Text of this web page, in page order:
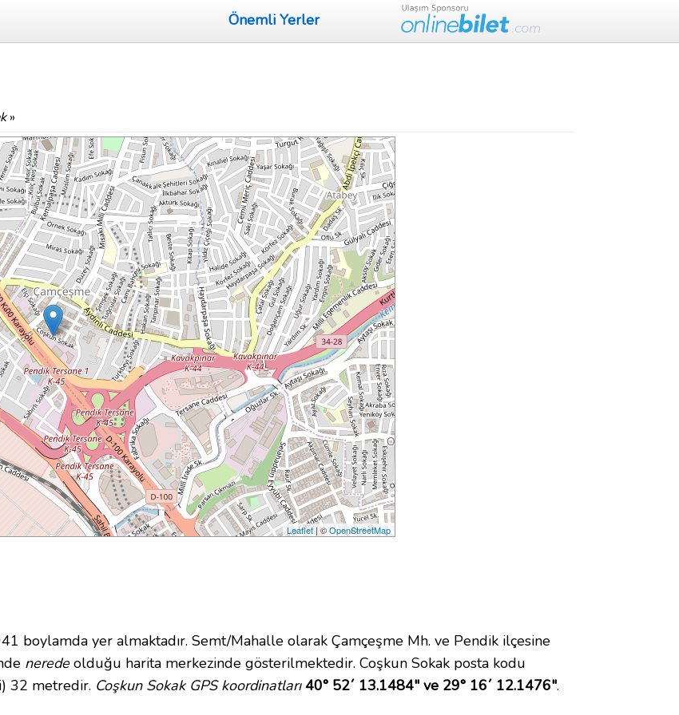
Önemli Yerler
»
Leaflet| ©OpenStreetMap
boylamda yer almaktadır. Semt/Mahalle olarak Çamçeşme Mh. ve Pendik ilçesine
neredeolduğu harita merkezinde gösterilmektedir. Coşkun Sokak posta kodu
32 metredir. Coşkun Sokak GPS koordinatları 40° 52´ 13.1484" ve 29° 16´ 12.1476".